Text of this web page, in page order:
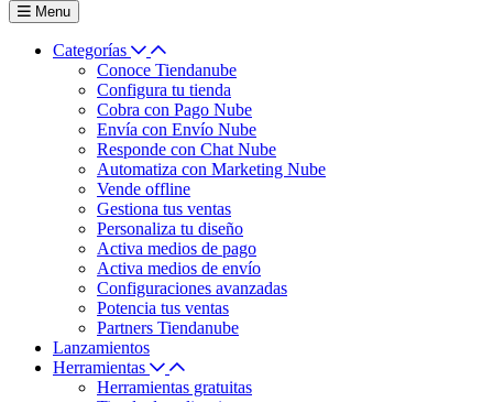
Menu
Categorías
Conoce Tiendanube
Configura tu tienda
Cobra con Pago Nube
Envía con Envío Nube
Responde con Chat Nube
Automatiza con Marketing Nube
Vende offline
Gestiona tus ventas
Personaliza tu diseño
Activa medios de pago
Activa medios de envío
Configuraciones avanzadas
Potencia tus ventas
Partners Tiendanube
Lanzamientos
Herramientas
Herramientas gratuitas